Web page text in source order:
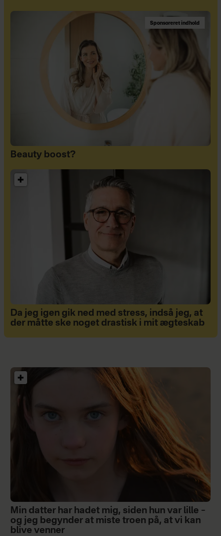
Sponsoreret indhold
Beauty boost?
Da jeg igen gik ned med stress, indså jeg, at
der måtte ske noget drastisk i mit ægteskab
Min datter har hadet mig, siden hun var lille –
og jeg begynder at miste troen på, at vi kan
blive venner